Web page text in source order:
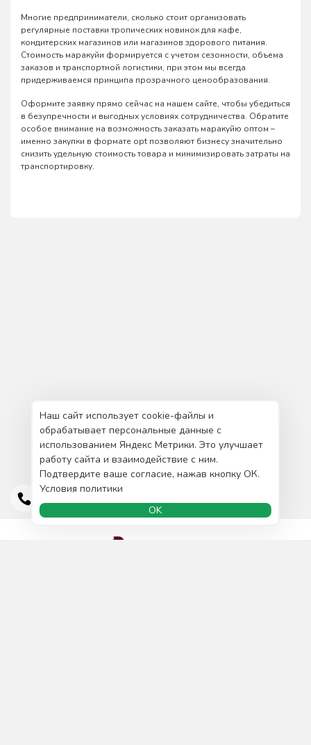
Многие предприниматели, сколько стоит организовать
регулярные поставки тропических новинок для кафе,
кондитерских магазинов или магазинов здорового питания.
Стоимость маракуйи формируется с учетом сезонности, объема
заказов и транспортной логистики, при этом мы всегда
придерживаемся принципа прозрачного ценообразования.
Оформите заявку прямо сейчас на нашем сайте, чтобы убедиться
в безупречности и выгодных условиях сотрудничества. Обратите
особое внимание на возможность заказать маракуйю оптом –
именно закупки в формате opt позволяют бизнесу значительно
снизить удельную стоимость товара и минимизировать затраты на
транспортировку.
Наш сайт использует cookie-файлы и
обрабатывает персональные данные с
использованием Яндекс Метрики. Это улучшает
работу сайта и взаимодействие с ним.
Подтвердите ваше согласие, нажав кнопку ОК.
Условия политики
OK